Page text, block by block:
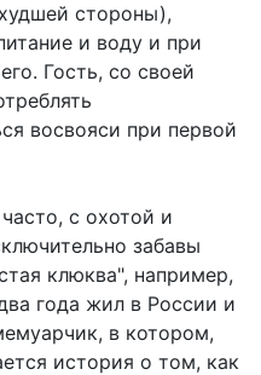
стороны),
и воду и при
Гость, со своей
восвояси при первой
с охотой и
забавы
клюква", например,
года жил в России и
в котором,
история о том, как